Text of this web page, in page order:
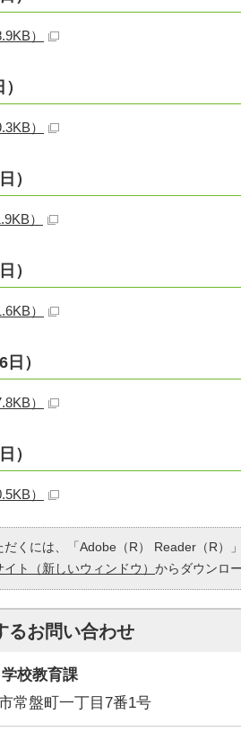
）
）
）
）
）
）
）
）
）
）
だくには、「Adobe（R） Reader（R）
ト（新しいウィンドウ） からダウンロ
るお問い合わせ
校教育課
常盤町一丁目7番1号